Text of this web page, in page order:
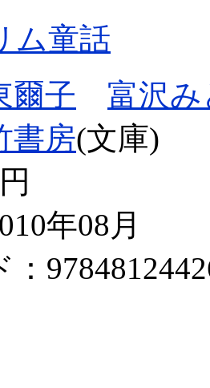
ム童話
爾子
富沢
書房(文庫)
年08月